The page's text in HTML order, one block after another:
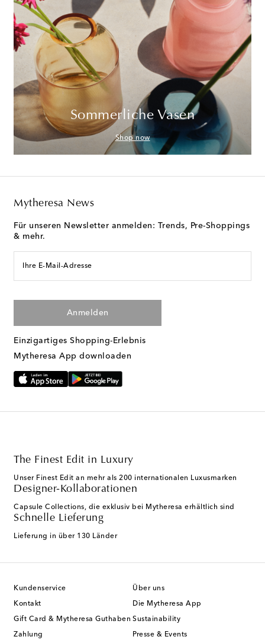
Sommerliche Vasen
Shop now
Mytheresa News
Für unseren Newsletter anmelden: Trends, Pre-Shoppings
& mehr.
Ihre E-Mail-Adresse
Anmelden
Einzigartiges Shopping-Erlebnis
Mytheresa App downloaden
The Finest Edit in Luxury
Unser Finest Edit an mehr als 200 internationalen Luxusmarken
Designer-Kollaborationen
Capsule Collections, die exklusiv bei Mytheresa erhältlich sind
Schnelle Lieferung
Lieferung in über 130 Länder
Kundenservice
Kontakt
Gift Card & Mytheresa Guthaben
Zahlung
Über uns
Die Mytheresa App
Sustainability
Presse & Events